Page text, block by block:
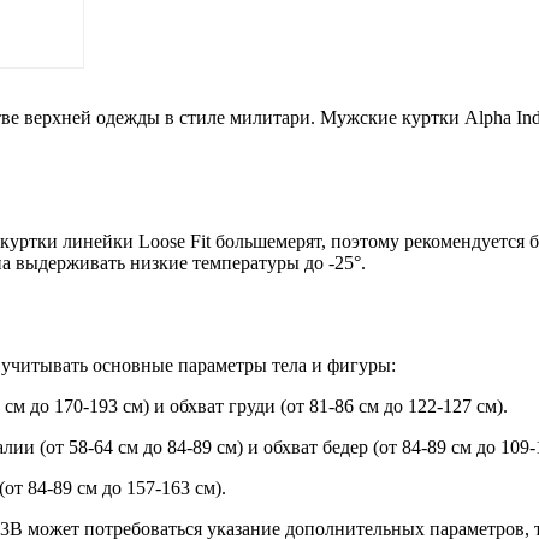
верхней одежды в стиле милитари. Мужские куртки Alpha
линейки Loose Fit большемерят, поэтому рекомендуется
выдерживать низкие температуры до -25°.
основные параметры тела и фигуры:
до 170-193 см) и обхват груди (от 81-86 см до 122-127 см).
(от 58-64 см до 84-89 см) и обхват бедер (от 84-89 см до
84-89 см до 157-163 см).
может потребоваться указание дополнительных